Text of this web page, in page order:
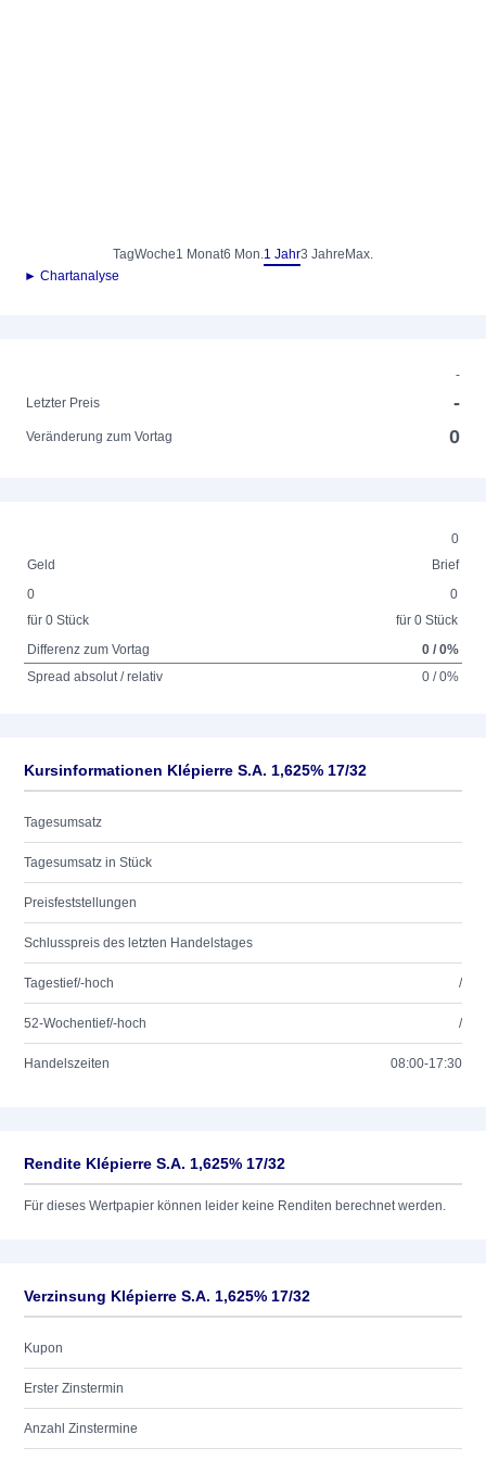
TagWoche1 Monat6 Mon.1 Jahr3 Jahre Max.
► Chartanalyse
-
Letzter Preis
-
Veränderung zum Vortag 0
0
Geld
Brief
0
für 0 Stück
0
für 0 Stück
Differenz zum Vortag
0 / 0%
Spread absolut / relativ
0 / 0%
Kursinformationen Klépierre S.A. 1,625% 17/32
Tagesumsatz
Tagesumsatz in Stück
Preisfeststellungen
Schlusspreis des letzten Handelstages
Tagestief/-hoch /
52-Wochentief/-hoch /
Handelszeiten 08:00-17:30
Rendite Klépierre S.A. 1,625% 17/32
Für dieses Wertpapier können leider keine Renditen berechnet werden.
Verzinsung Klépierre S.A. 1,625% 17/32
Kupon
Erster Zinstermin
Anzahl Zinstermine